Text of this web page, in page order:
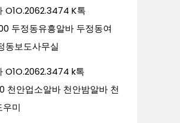
O1O.2062.3474 K톡
두정동유흥알바 두정동여
동보도사무실
O1O.2062.3474 k톡
천안업소알바 천안밤알바 천
미